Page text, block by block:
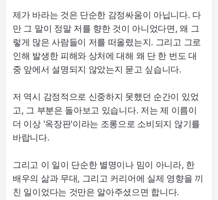
제가 바라는 것은 단순한 감정싸움이 아닙니다. 다
만 그 말이 정말 저를 향한 것이 아니었다면, 왜 그
렇게 많은 사람들이 저를 떠올렸는지. 그리고 그로
인해 발생한 피해와 상처에 대해 왜 단 한 번도 대
중 앞에서 설명되지 않았는지 묻고 싶습니다.
저 역시 감정적으로 신중하지 못했던 순간이 있었
고, 그 부분은 돌아보고 있습니다. 저는 제 이름이
더 이상 '옥장판'이라는 조롱으로 소비되지 않기를
바랍니다.
그리고 이 일이 단순한 별명이나 밈이 아니라, 한
배우의 삶과 무대, 그리고 커리어에 실제 영향을 끼
친 일이었다는 것만은 알아주셨으면 합니다.